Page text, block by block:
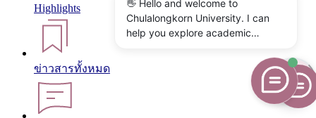
Highlights
ข่าวสารทั้งหมด
👋 Hello and welcome to
Chulalongkorn University. I can
help you explore academic